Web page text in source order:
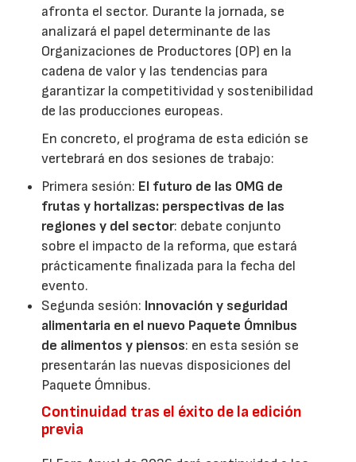
afronta el sector. Durante la jornada, se
analizará el papel determinante de las
Organizaciones de Productores (OP) en la
cadena de valor y las tendencias para
garantizar la competitividad y sostenibilidad
de las producciones europeas.
En concreto, el programa de esta edición se
vertebrará en dos sesiones de trabajo:
Primera sesión: El futuro de las OMG de
frutas y hortalizas: perspectivas de las
regiones y del sector: debate conjunto
sobre el impacto de la reforma, que estará
prácticamente finalizada para la fecha del
evento.
Segunda sesión: Innovación y seguridad
alimentaria en el nuevo Paquete Ómnibus
de alimentos y piensos: en esta sesión se
presentarán las nuevas disposiciones del
Paquete Ómnibus.
Continuidad tras el éxito de la edición
previa